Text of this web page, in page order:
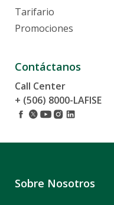
Tarifario
Promociones
Contáctanos
Call Center
+ (506) 8000-LAFISE
Sobre Nosotros